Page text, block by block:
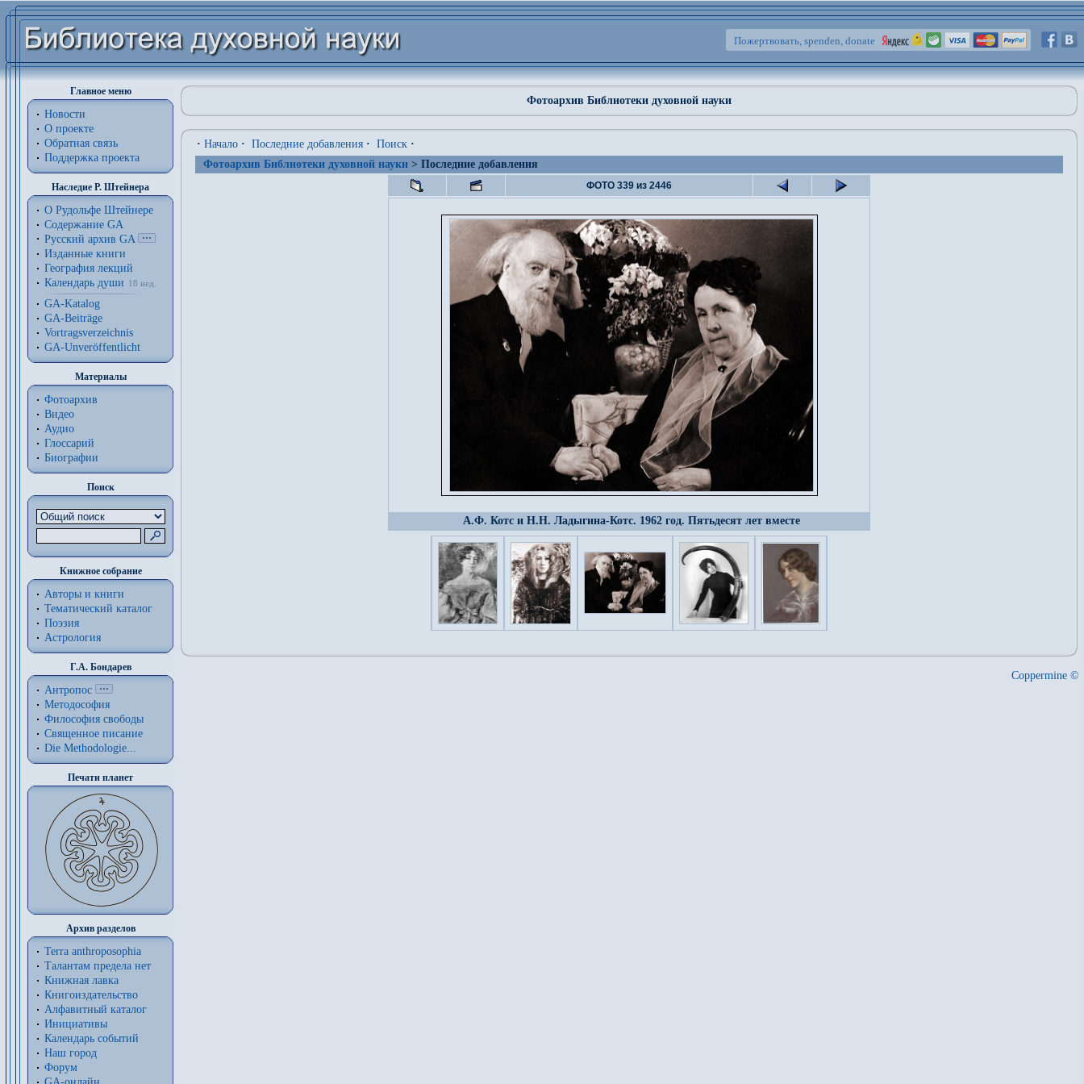
Пожертвовать, spenden, donate
Главное меню
Новости
О проекте
Обратная связь
Поддержка проекта
Наследие Р. Штейнера
О Рудольфе Штейнере
Содержание GA
Русский архив GA
Изданные книги
География лекций
Календарь души
18 нед.
GA-Katalog
GA-Beiträge
Vortragsverzeichnis
GA-Unveröffentlicht
Материалы
Фотоархив
Видео
Аудио
Глоссарий
Биографии
Поиск
Книжное собрание
Авторы и книги
Тематический каталог
Поэзия
Астрология
Г.А. Бондарев
Антропос
Методософия
Философия cвободы
Священное писание
Die Methodologie...
Печати планет
Архив разделов
Terra anthroposophia
Талантам предела нет
Книжная лавка
Книгоиздательство
Алфавитный каталог
Инициативы
Календарь событий
Наш город
Форум
Фотоархив Библиотеки духовной науки
· Начало · Последние добавления · Поиск ·
Фотоархив Библиотеки духовной науки > Последние добавления
ФОТО 339 из 2446
А.Ф. Котс и Н.Н. Ладыгина-Котс. 1962 год. Пятьдесят лет вместе
Coppermine ©